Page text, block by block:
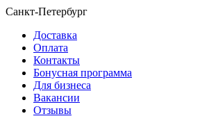
Санкт-Петербург
Доставка
Оплата
Контакты
Бонусная программа
Для бизнеса
Вакансии
Отзывы